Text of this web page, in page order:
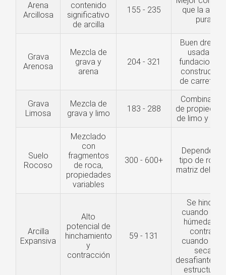
Arena
Arcillosa
contenido
significativo
de arcilla
155 - 235
que la arena
pura
Grava
Arenosa
Mezcla de
grava y
arena
204 - 321
Buen
usada en
fundaciones
de
Grava
Limosa
Mezcla de
grava y limo
183 - 288
de
de limo y
Suelo
Rocoso
Mezclado
con
fragmentos
de roca,
propiedades
variables
300 - 600+
Depende del
tipo de roca
matriz del
Arcilla
Expansiva
Alto
potencial de
hinchamiento
y
contracción
59 - 131
Se hincha
cuando está
húmeda, se
contrae
cuando está
seca,
desafiante
estructuras